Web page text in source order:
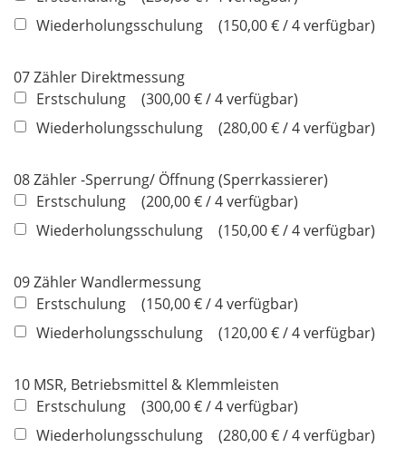
Wiederholungsschulung
150,00 € / 4 verfügbar
07 Zähler Direktmessung
Erstschulung
300,00 € / 4 verfügbar
Wiederholungsschulung
280,00 € / 4 verfügbar
08 Zähler -Sperrung/ Öffnung (Sperrkassierer)
Erstschulung
200,00 € / 4 verfügbar
Wiederholungsschulung
150,00 € / 4 verfügbar
09 Zähler Wandlermessung
Erstschulung
150,00 € / 4 verfügbar
Wiederholungsschulung
120,00 € / 4 verfügbar
10 MSR, Betriebsmittel & Klemmleisten
Erstschulung
300,00 € / 4 verfügbar
Wiederholungsschulung
280,00 € / 4 verfügbar